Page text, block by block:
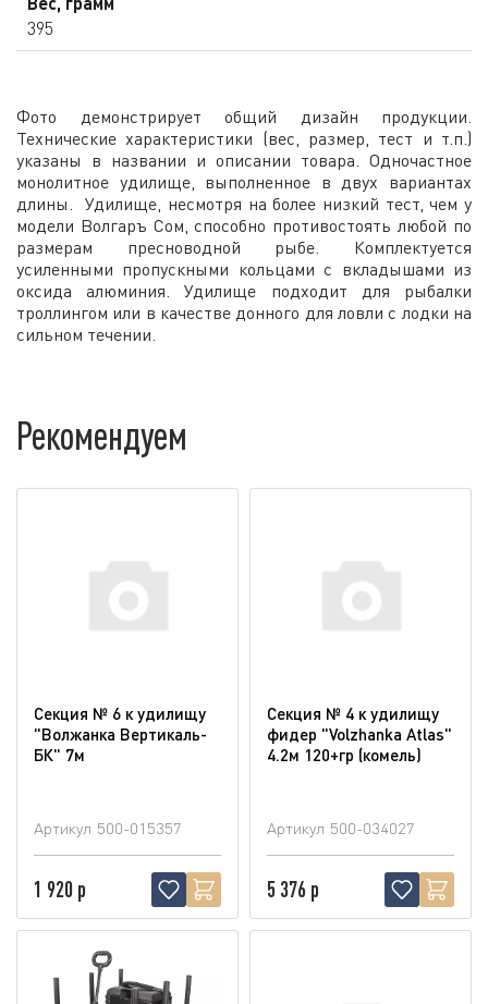
395
Фото демонстрирует общий дизайн продукции.
Технические характеристики (вес, размер, тест и т.п.)
указаны в названии и описании товара. Одночастное
монолитное удилище, выполненное в двух вариантах
длины. Удилище, несмотря на более низкий тест, чем у
модели Волгаръ Сом, способно противостоять любой по
размерам пресноводной рыбе. Комплектуется
усиленными пропускными кольцами с вкладышами из
оксида алюминия. Удилище подходит для рыбалки
троллингом или в качестве донного для ловли с лодки на
сильном течении.
Рекомендуем
Секция № 6 к удилищу
"Волжанка Вертикаль-
БК" 7м
Артикул 500-015357
1 920 р
Секция № 4 к удилищу
фидер "Volzhanka Atlas"
4.2м 120+гр (комель)
Артикул 500-034027
5 376 р